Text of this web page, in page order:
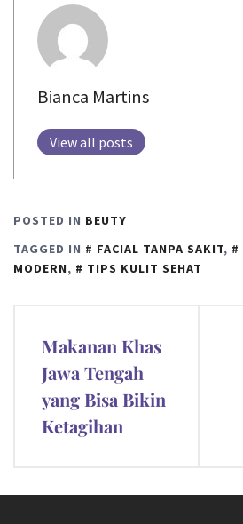
Bianca Martins
View all posts
POSTED IN BEUTY
TAGGED IN
FACIAL TANPA SAKIT,
MODERN, TIPS KULIT SEHAT
navigation
Makanan Khas
Jawa Tengah
yang Bisa Bikin
Ketagihan